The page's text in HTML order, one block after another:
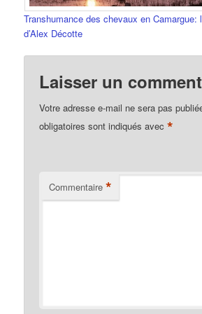
Transhumance des chevaux en Camargue:
d’Alex Décotte
Laisser un
Votre adresse e-mail ne sera pas
obligatoires sont indiqués avec*
Commentaire *